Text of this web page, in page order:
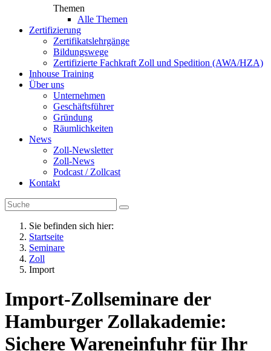
Themen
Alle Themen
Zertifizierung
Zertifikatslehrgänge
Bildungswege
Zertifizierte Fachkraft Zoll und Spedition (AWA/HZA)
Inhouse Training
Über uns
Unternehmen
Geschäftsführer
Gründung
Räumlichkeiten
News
Zoll-Newsletter
Zoll-News
Podcast / Zollcast
Kontakt
Sie befinden sich hier:
Startseite
Seminare
Zoll
Import
Import-Zollseminare der
Hamburger Zollakademie:
Sichere Wareneinfuhr für Ihr